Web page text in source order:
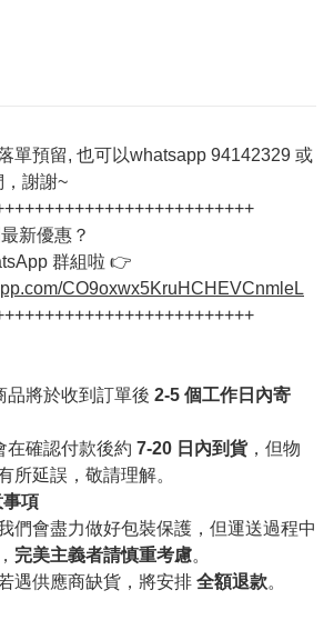
單預留, 也可以whatsapp 94142329 或
，謝謝~
新優惠？
群組啦 👉
CO9oxwx5KruHCHEVCnmleL
品將於收到訂單後 2-5 個工作日內寄
在確認付款後約 7-20 日內到貨，但物
所延誤，敬請理解。
項
們會盡力做好包裝保護，但運送過程中
完美主義者請慎重考慮。
遇供應商缺貨，將安排 全額退款。